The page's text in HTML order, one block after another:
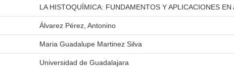
LA HISTOQUÍMICA: FUNDAMENTOS Y APLICACIONES EN
Álvarez Pérez, Antonino
Maria Guadalupe Martinez Silva
Universidad de Guadalajara